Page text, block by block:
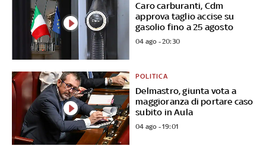
Caro carburanti, Cdm
approva taglio accise su
gasolio fino a 25 agosto
04 ago - 20:30
Delmastro, giunta vota a
maggioranza di portare caso
subito in Aula
POLITICA
04 ago - 19:01